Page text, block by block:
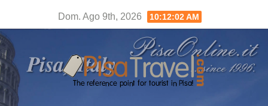
contenuto
Dom. Ago 9th, 2026 10:12:02 AM